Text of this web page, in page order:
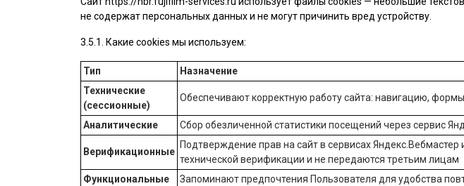
не содержат персональных данных и не могут причинить вред устройству.
3.5.1. Какие cookies мы используем:
Тип Назначение
Технические
(сессионные)
Обеспечивают корректную работу сайта: навигацию,
Аналитические Сбор обезличенной статистики посещений через сервис
Верификационные
Подтверждение прав на сайт в сервисахЯндекс.Вебмастер
технической верификации и не передаются третьим лицам
Функциональные
Запоминают предпочтения Пользователя для удобства